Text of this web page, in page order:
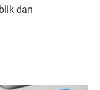
dan